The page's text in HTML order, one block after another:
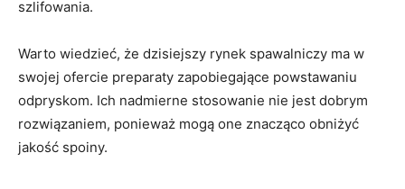
szlifowania.
Warto wiedzieć, że dzisiejszy rynek spawalniczy ma w
swojej ofercie preparaty zapobiegające powstawaniu
odpryskom. Ich nadmierne stosowanie nie jest dobrym
rozwiązaniem, ponieważ mogą one znacząco obniżyć
jakość spoiny.